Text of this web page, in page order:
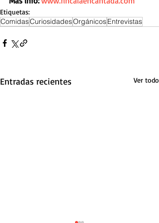
Etiquetas:
ComidasCuriosidadesOrgánicosEntrevistas
Entradas recientes Ver todo